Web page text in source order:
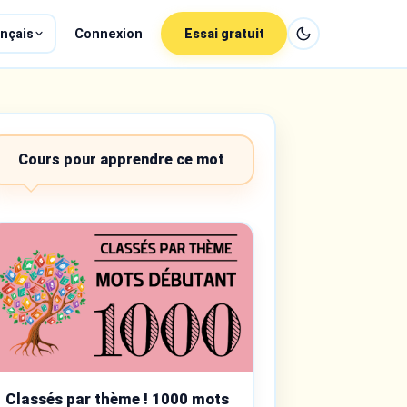
Connexion Essai gratuit
Cours pour apprendre ce mot
Classés par thème ! 1000 mots